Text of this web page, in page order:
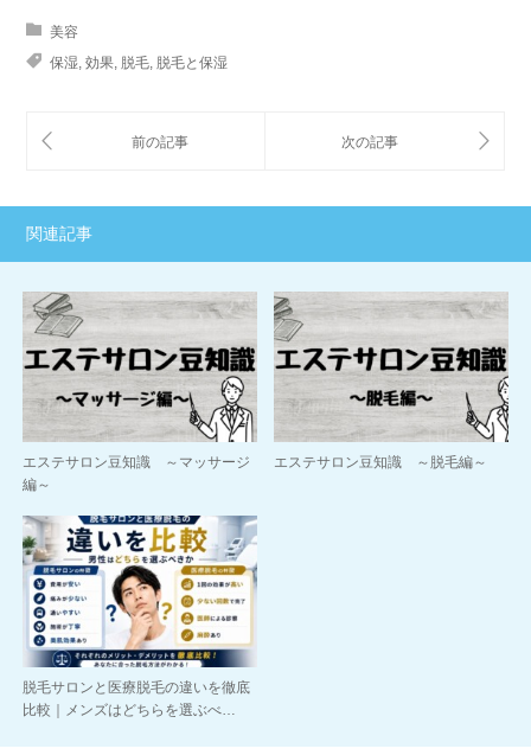
美容
保湿, 効果, 脱毛, 脱毛と保湿
関連記事
エステサロン豆知識 ～マッサージ
編～
エステサロン豆知識 ～脱毛編～
脱毛サロンと医療脱毛の違いを徹底
比較｜メンズはどちらを選ぶべ…